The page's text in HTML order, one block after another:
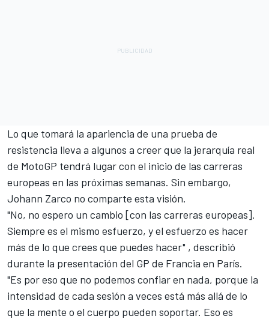
Lo que tomará la apariencia de una prueba de
resistencia lleva a algunos a creer que la jerarquía real
de MotoGP tendrá lugar con el inicio de las carreras
europeas en las próximas semanas. Sin embargo,
Johann Zarco no comparte esta visión.
"No, no espero un cambio [con las carreras europeas].
Siempre es el mismo esfuerzo, y el esfuerzo es hacer
más de lo que crees que puedes hacer" , describió
durante la presentación del GP de Francia en París.
"Es por eso que no podemos confiar en nada, porque la
intensidad de cada sesión a veces está más allá de lo
que la mente o el cuerpo pueden soportar. Eso es